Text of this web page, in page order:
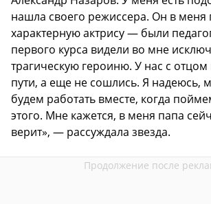
нашла своего режиссера. Он в меня
характерную актрису — были
первого курса видели во мне
трагическую героиню. У нас с
пути, а еще не сошлись. Я надеюсь,
будем работать вместе, когда
этого. Мне кажется, в меня папа
верит», — рассуждала звезда.